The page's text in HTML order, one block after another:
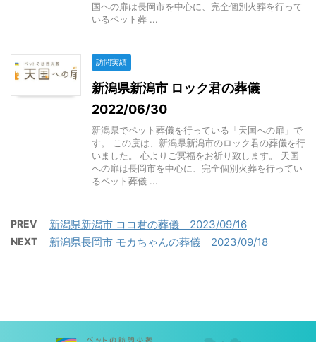
国への扉は長岡市を中心に、完全個別火葬を行って
いるペット葬 ...
訪問実績
新潟県新潟市 ロック君の葬儀
2022/06/30
新潟県でペット葬儀を行っている「天国への扉」で
す。 この度は、新潟県新潟市のロック君の葬儀を行
いました。 心よりご冥福をお祈り致します。 天国
への扉は長岡市を中心に、完全個別火葬を行ってい
るペット葬儀 ...
PREV 新潟県新潟市 ココ君の葬儀 2023/09/16
NEXT 新潟県長岡市 モカちゃんの葬儀 2023/09/18